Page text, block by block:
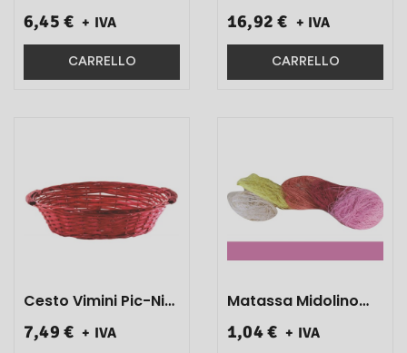
Marrone 38x26 1 Pz}
6,45 € + IVA
CARRELLO
16,92 € + IVA
CARRELLO
Cesto Vimini Pic-Nic
7,49 € + IVA
Matassa Midolino
Art.300700 1 Pz}
1,04 € + IVA